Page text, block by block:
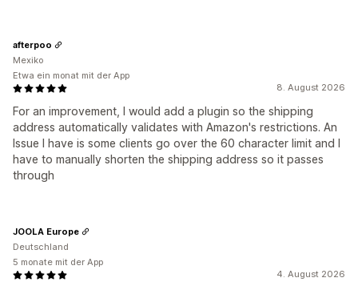
8. August 2026
For an improvement, I would add a plugin so the shipping
address automatically validates with Amazon's restrictions. An
Issue I have is some clients go over the 60 character limit and I
have to manually shorten the shipping address so it passes
through
afterpoo
Mexiko
Etwa ein monat mit der App
4. August 2026
JOOLA Europe
Deutschland
5 monate mit der App